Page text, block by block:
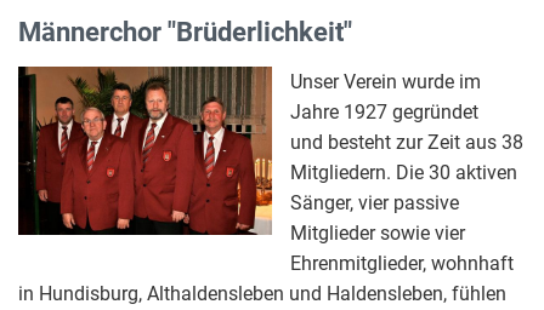
Männerchor "Brüderlichkeit"
Unser Verein wurde im
Jahre 1927 gegründet
und besteht zur Zeit aus 38
Mitgliedern. Die 30 aktiven
Sänger, vier passive
Mitglieder sowie vier
Ehrenmitglieder, wohnhaft
in Hundisburg, Althaldensleben und Haldensleben, fühlen